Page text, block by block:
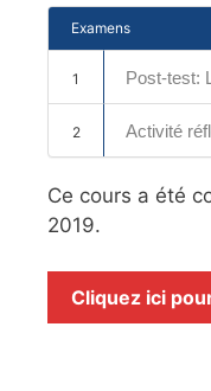
Examens
1 Post-test:
2 Activité
Ce cours a été
2019.
Cliquez ici